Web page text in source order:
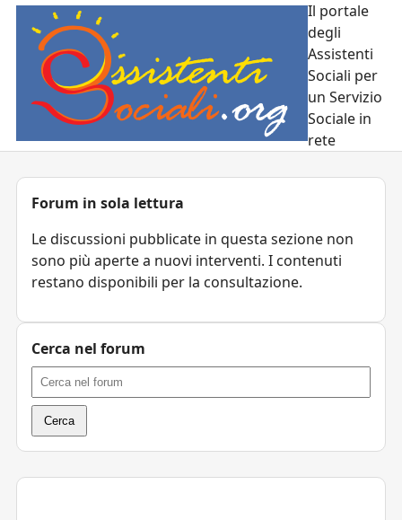
Il portale
degli
Assistenti
Sociali per
un Servizio
Sociale in
rete
Forum in sola lettura
Le discussioni pubblicate in questa sezione non
sono più aperte a nuovi interventi. I contenuti
restano disponibili per la consultazione.
Cerca nel forum
Cerca